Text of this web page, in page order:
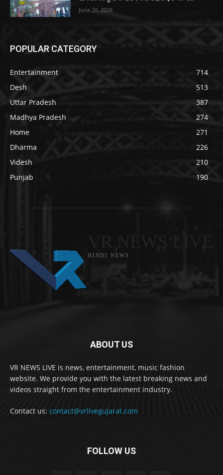
June 20, 2026
POPULAR CATEGORY
Entertainment
714
Desh
513
Uttar Pradesh
387
Madhya Pradesh
274
Home
271
Dharma
226
Videsh
210
Punjab
190
HINDI NEWS
ABOUT US
VR NEWS LIVE is news, entertainment, music fashion
website. We provide you with the latest breaking news and
videos straight from the entertainment industry.
Contact us: contact@vrlivegujarat.com
FOLLOW US